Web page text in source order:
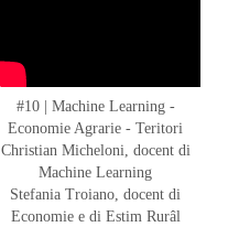
#10 | Machine Learning -
Economie Agrarie - Teritori
Christian Micheloni, docent di
Machine Learning
Stefania Troiano, docent di
Economie e di Estim Rurâl